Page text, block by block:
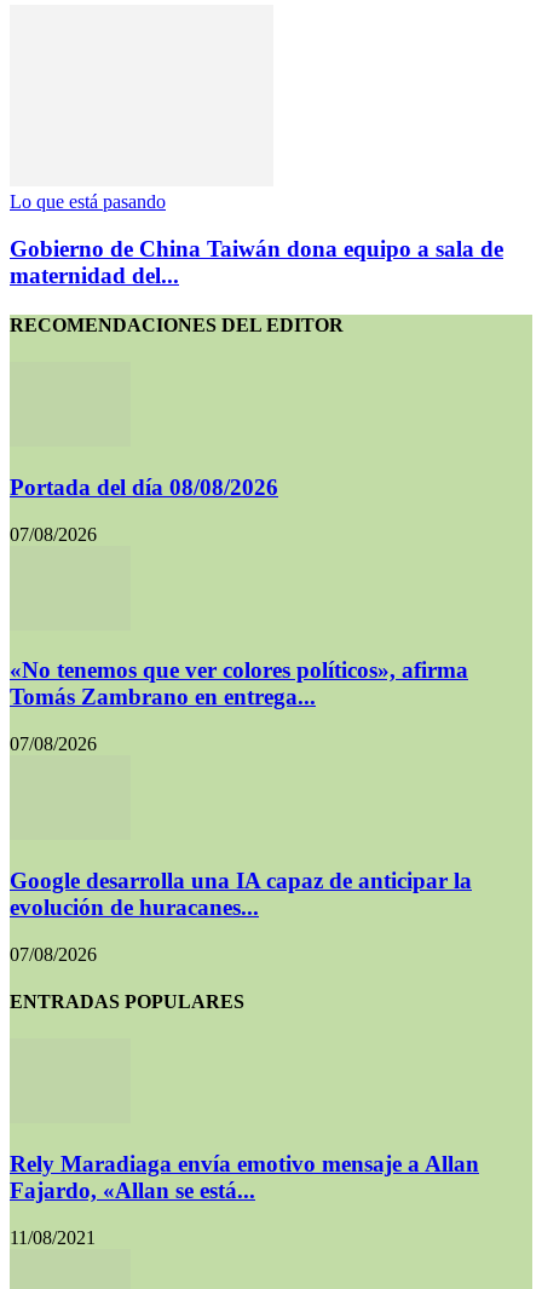
Lo que está pasando
Gobierno de China Taiwán dona equipo a sala de
maternidad del...
RECOMENDACIONES DEL EDITOR
Portada del día 08/08/2026
07/08/2026
«No tenemos que ver colores políticos», afirma
Tomás Zambrano en entrega...
07/08/2026
Google desarrolla una IA capaz de anticipar la
evolución de huracanes...
07/08/2026
ENTRADAS POPULARES
Rely Maradiaga envía emotivo mensaje a Allan
Fajardo, «Allan se está...
11/08/2021